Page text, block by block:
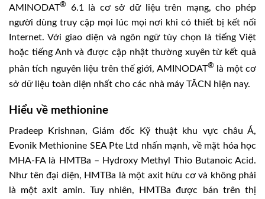
AMINODAT®
6.1 là cơ sở dữ liệu trên mạng, cho phép
người dùng truy cập mọi lúc mọi nơi khi có thiết bị kết nối
Internet. Với giao diện và ngôn ngữ tùy chọn là tiếng Việt
hoặc tiếng Anh và được cập nhật thường xuyên từ kết quả
phân tích nguyên liệu trên thế giới, AMINODAT®
là một cơ
sở dữ liệu toàn diện nhất cho các nhà máy TĂCN hiện nay.
Hiểu về methionine
Pradeep Krishnan, Giám đốc Kỹ thuật khu vực châu Á,
Evonik Methionine SEA Pte Ltd nhấn mạnh, về mặt hóa học
MHA-FA là HMTBa – Hydroxy Methyl Thio Butanoic Acid.
Như tên đại diện, HMTBa là một axit hữu cơ và không phải
là một axit amin. Tuy nhiên, HMTBa được bán trên thị